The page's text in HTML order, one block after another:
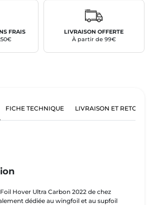
FRAIS
LIVRAISON OFFERTE
À partir de 99€
FICHE TECHNIQUE LIVRAISON ET RETOURS
Hover Ultra Carbon 2022 de chez
dédiée au wingfoil et au supfoil